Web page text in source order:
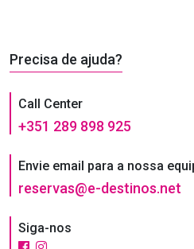
Precisa de ajuda?
Call Center
+351 289 898 925
Envie email para a nossa
reservas@e-destinos.net
Siga-nos